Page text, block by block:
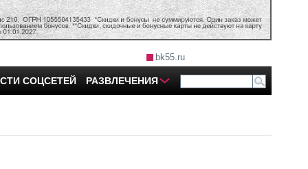
bk55.ru
СОЦСЕТЕЙ РАЗВЛЕЧЕНИЯ